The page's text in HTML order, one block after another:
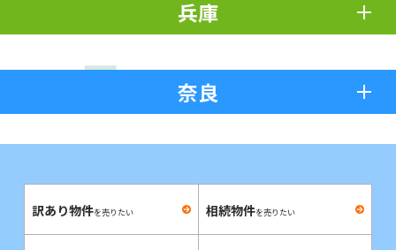
兵庫
奈良
訳あり物件を売りたい 相続物件を売りたい